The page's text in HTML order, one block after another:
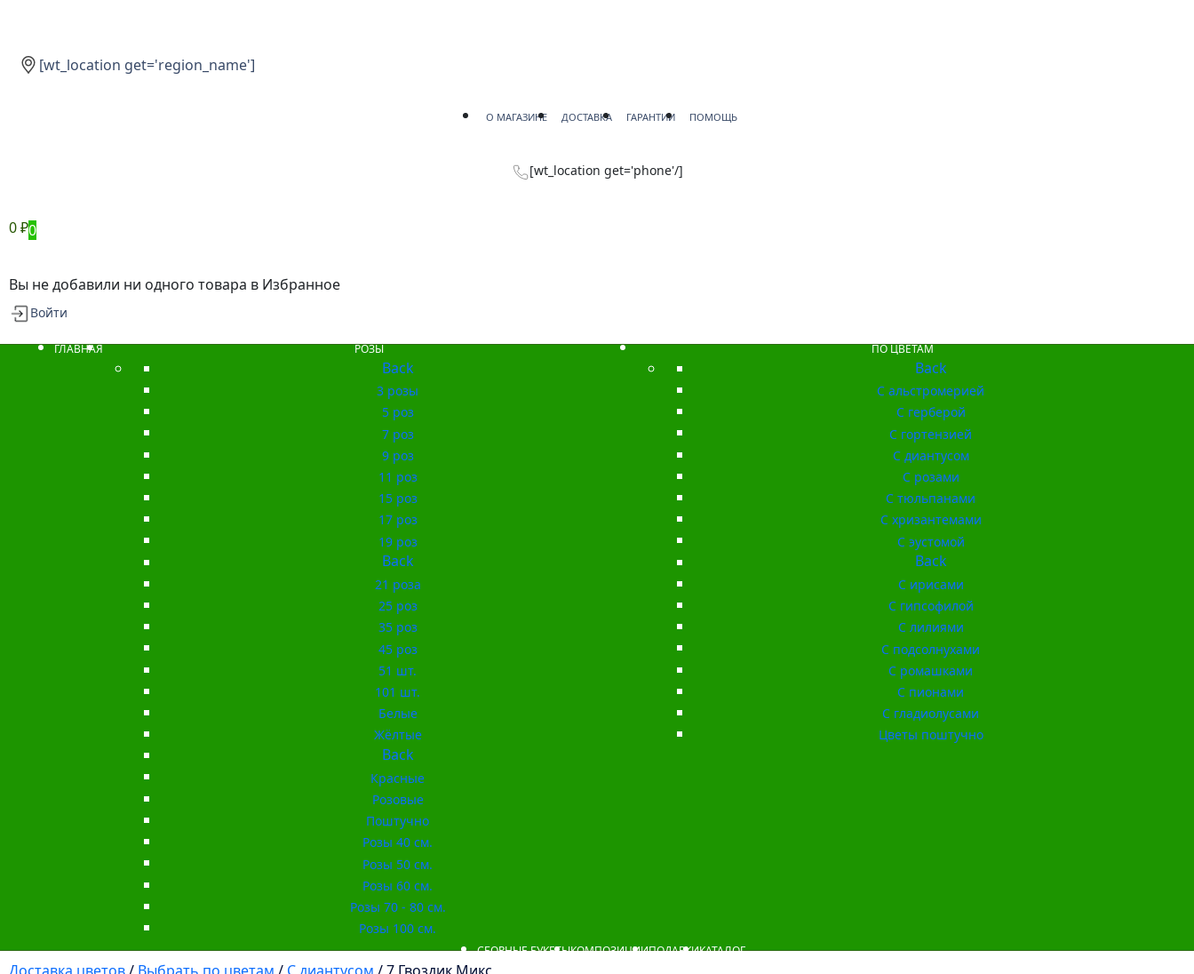
[wt_location get='region_name']
О МАГАЗИНЕ ДОСТАВКА ГАРАНТИИ ПОМОЩЬ
[wt_location get='phone'/]
0₽0
Вы не добавили ни одного товара в Избранное
Войти
ГЛАВНАЯ РОЗЫ
Back
3 розы
5 роз
7 роз
9 роз
11 роз
15 роз
17 роз
19 роз
Back
21 роза
25 роз
35 роз
45 роз
51 шт.
101 шт.
Белые
Жёлтые
Back
Красные
Розовые
Поштучно
Розы 40 см.
Розы 50 см.
Розы 60 см.
Розы 70 - 80 см.
Розы 100 см.
ПО ЦВЕТАМ
Back
С альстромерией
С герберой
С гортензией
С диантусом
С розами
С тюльпанами
С хризантемами
С эустомой
Back
С ирисами
С гипсофилой
С лилиями
С подсолнухами
С ромашками
С пионами
С гладиолусами
Цветы поштучно
СБОРНЫЕ БУКЕТЫКОМПОЗИЦИИПОДАРКИКАТАЛОГ